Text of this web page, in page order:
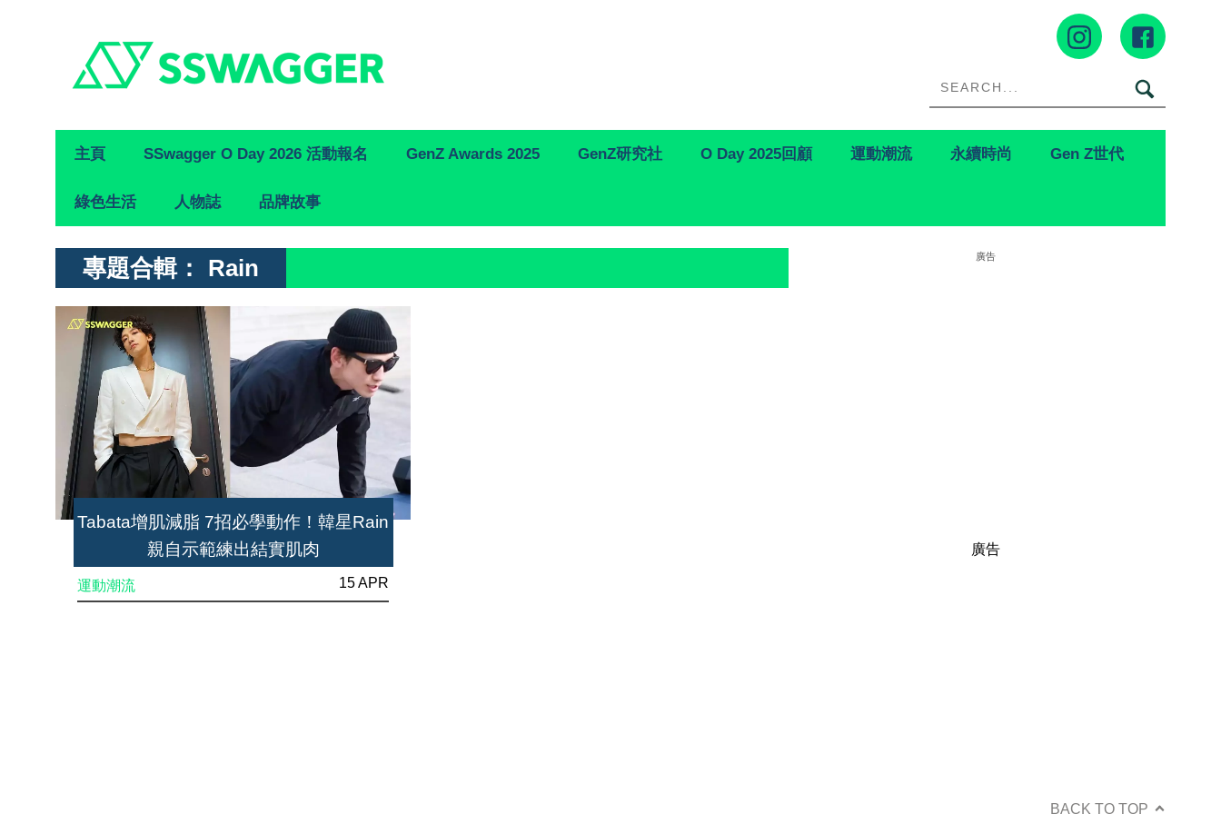
Primary
Navigation
主頁 SSwagger O Day 2026 活動報名 GenZ Awards 2025 GenZ研究社 O Day 2025回顧 運動潮流 永續時尚 Gen Z世代
綠色生活 人物誌 品牌故事
專題合輯： Rain
Tabata增肌減脂 7招必學動作！韓星Rain
親自示範練出結實肌肉
運動潮流 15 APR
廣告
廣告
BACK TO TOP